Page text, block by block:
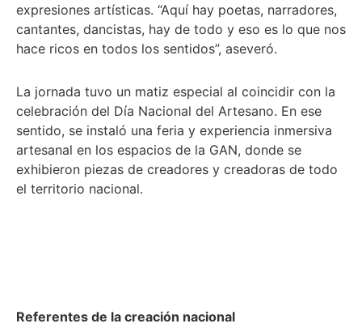
expresiones artísticas. “Aquí hay poetas, narradores,
cantantes, dancistas, hay de todo y eso es lo que nos
hace ricos en todos los sentidos”, aseveró.
La jornada tuvo un matiz especial al coincidir con la
celebración del Día Nacional del Artesano. En ese
sentido, se instaló una feria y experiencia inmersiva
artesanal en los espacios de la GAN, donde se
exhibieron piezas de creadores y creadoras de todo
el territorio nacional.
Referentes de la creación nacional